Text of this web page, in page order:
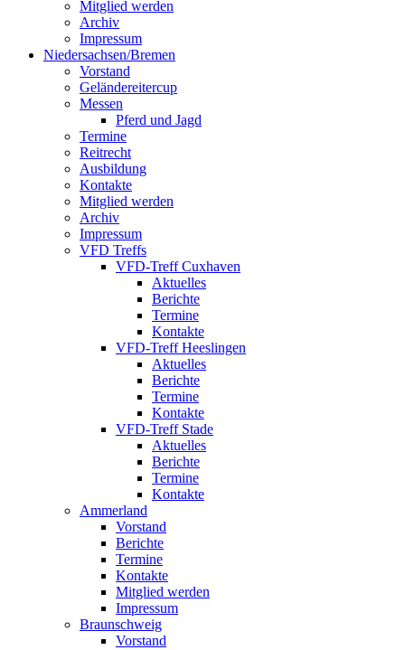
Mitglied werden
Archiv
Impressum
Niedersachsen/Bremen
Vorstand
Geländereitercup
Messen
Pferd und Jagd
Termine
Reitrecht
Ausbildung
Kontakte
Mitglied werden
Archiv
Impressum
VFD Treffs
VFD-Treff Cuxhaven
Aktuelles
Berichte
Termine
Kontakte
VFD-Treff Heeslingen
Aktuelles
Berichte
Termine
Kontakte
VFD-Treff Stade
Aktuelles
Berichte
Termine
Kontakte
Ammerland
Vorstand
Berichte
Termine
Kontakte
Mitglied werden
Impressum
Braunschweig
Vorstand